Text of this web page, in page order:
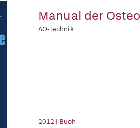
Manual der
AO-Technik
2012 | Buch